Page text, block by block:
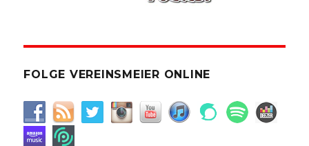
FOLGE VEREINSMEIER ONLINE